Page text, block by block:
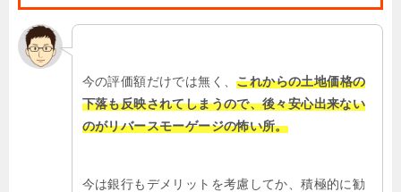
今の評価額だけでは無く、これからの土地価格の
下落も反映されてしまうので、後々安心出来ない
のがリバースモーゲージの怖い所。
今は銀行もデメリットを考慮してか、積極的に勧